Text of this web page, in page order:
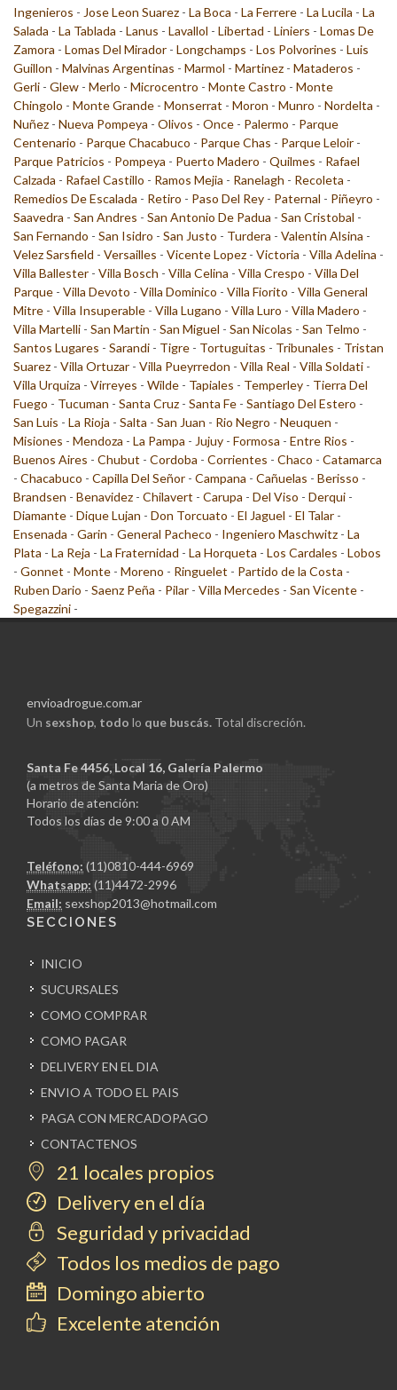
Ingenieros - Jose Leon Suarez - La Boca - La Ferrere - La Lucila - La
Salada - La Tablada - Lanus - Lavallol - Libertad - Liniers - Lomas De
Zamora - Lomas Del Mirador - Longchamps - Los Polvorines - Luis
Guillon - Malvinas Argentinas - Marmol - Martinez - Mataderos -
Gerli - Glew - Merlo - Microcentro - Monte Castro - Monte
Chingolo - Monte Grande - Monserrat - Moron - Munro - Nordelta -
Nuñez - Nueva Pompeya - Olivos - Once - Palermo - Parque
Centenario - Parque Chacabuco - Parque Chas - Parque Leloir -
Parque Patricios - Pompeya - Puerto Madero - Quilmes - Rafael
Calzada - Rafael Castillo - Ramos Mejia - Ranelagh - Recoleta -
Remedios De Escalada - Retiro - Paso Del Rey - Paternal - Piñeyro -
Saavedra - San Andres - San Antonio De Padua - San Cristobal -
San Fernando - San Isidro - San Justo - Turdera - Valentin Alsina -
Velez Sarsfield - Versailles - Vicente Lopez - Victoria - Villa Adelina -
Villa Ballester - Villa Bosch - Villa Celina - Villa Crespo - Villa Del
Parque - Villa Devoto - Villa Dominico - Villa Fiorito - Villa General
Mitre - Villa Insuperable - Villa Lugano - Villa Luro - Villa Madero -
Villa Martelli - San Martin - San Miguel - San Nicolas - San Telmo -
Santos Lugares - Sarandi - Tigre - Tortuguitas - Tribunales - Tristan
Suarez - Villa Ortuzar - Villa Pueyrredon - Villa Real - Villa Soldati -
Villa Urquiza - Virreyes - Wilde - Tapiales - Temperley - Tierra Del
Fuego - Tucuman - Santa Cruz - Santa Fe - Santiago Del Estero -
San Luis - La Rioja - Salta - San Juan - Rio Negro - Neuquen -
Misiones - Mendoza - La Pampa - Jujuy - Formosa - Entre Rios -
Buenos Aires - Chubut - Cordoba - Corrientes - Chaco - Catamarca
- Chacabuco - Capilla Del Señor - Campana - Cañuelas - Berisso -
Brandsen - Benavidez - Chilavert - Carupa - Del Viso - Derqui -
Diamante - Dique Lujan - Don Torcuato - El Jaguel - El Talar -
Ensenada - Garin - General Pacheco - Ingeniero Maschwitz - La
Plata - La Reja - La Fraternidad - La Horqueta - Los Cardales - Lobos
- Gonnet - Monte - Moreno - Ringuelet - Partido de la Costa -
Ruben Dario - Saenz Peña - Pilar - Villa Mercedes - San Vicente -
Spegazzini -
envioadrogue.com.ar
Un sexshop, todo lo que buscás. Total discreción.
Santa Fe 4456, Local 16, Galería Palermo
(a metros de Santa Maria de Oro)
Horario de atención:
Todos los días de 9:00 a 0 AM
Teléfono: (11)0810-444-6969
Whatsapp: (11)4472-2996
Email: sexshop2013@hotmail.com
SECCIONES
INICIO
SUCURSALES
COMO COMPRAR
COMO PAGAR
DELIVERY EN EL DIA
ENVIO A TODO EL PAIS
PAGA CON MERCADOPAGO
CONTACTENOS
21 locales propios
Delivery en el día
Seguridad y privacidad
Todos los medios de pago
Domingo abierto
Excelente atención